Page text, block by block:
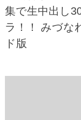
集で生中出し
ラ！！ みづな
ド版